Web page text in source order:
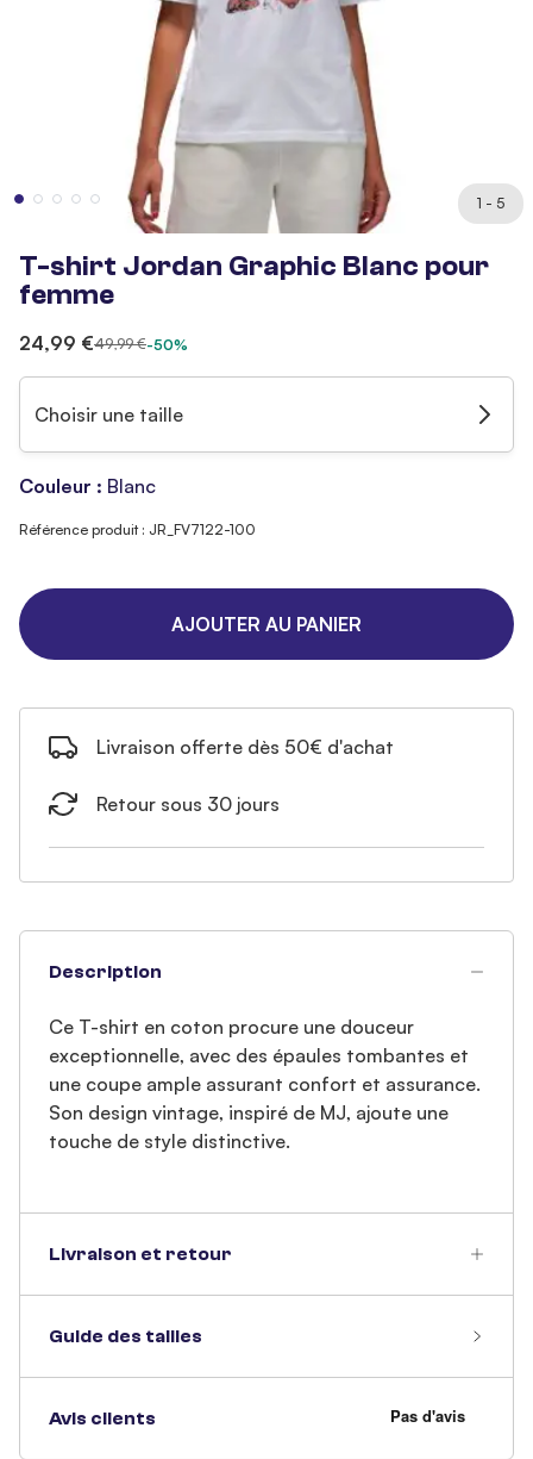
1 - 5
T-shirt Jordan Graphic Blanc pour
femme
24,99 €49,99 €-50%
Choisir une taille
Couleur : Blanc
Référence produit : JR_FV7122-100
AJOUTER AU PANIER
Livraison offerte dès 50€ d'achat
Retour sous 30 jours
Description
Ce T-shirt en coton procure une douceur
exceptionnelle, avec des épaules tombantes et
une coupe ample assurant confort et assurance.
Son design vintage, inspiré de MJ, ajoute une
touche de style distinctive.
Livraison et retour
Guide des tailles
Avis clients